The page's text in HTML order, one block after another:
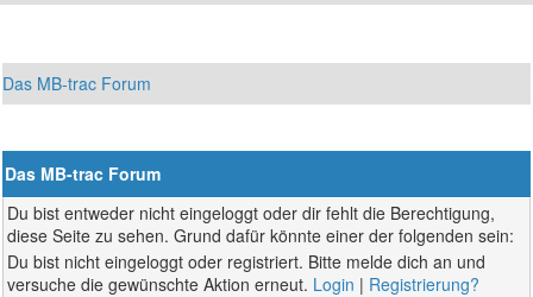
Das MB-trac Forum
Das MB-trac Forum
Du bist entweder nicht eingeloggt oder dir fehlt die Berechtigung,
diese Seite zu sehen. Grund dafür könnte einer der folgenden sein:
Du bist nicht eingeloggt oder registriert. Bitte melde dich an und
versuche die gewünschte Aktion erneut. Login | Registrierung?